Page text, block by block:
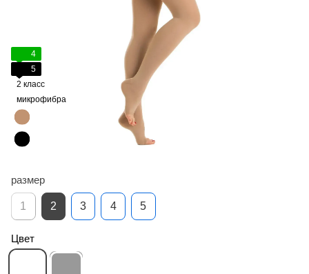
4
5
2 класс
микрофибра
размер
1 2 3 4 5
Цвет